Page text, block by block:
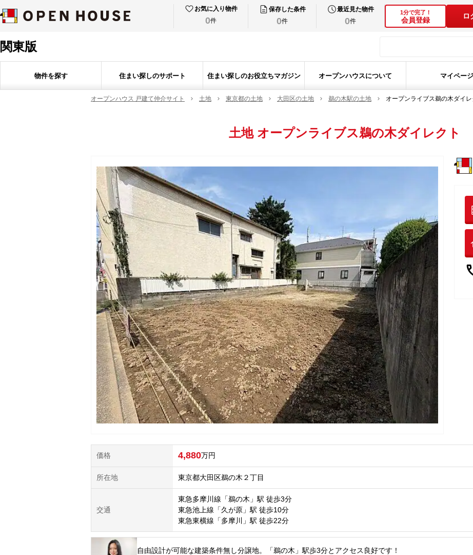
お気に入り物件
0件
保存した条件
0件
最近見た物件
0件
1分で完了！
会員登録
ロ
関東版
物件を探す 住まい探しのサポート 住まい探しのお役立ちマガジン オープンハウスについて マイページ
オープンハウス 戸建て仲介サイト 土地 東京都の土地 大田区の土地 鵜の木駅の土地 オープンライブス鵜の木ダイレ
土地 オープンライブス鵜の木ダイレクト
価格 4,880万円
所在地 東京都大田区鵜の木２丁目
交通
東急多摩川線「鵜の木」駅 徒歩3分
東急池上線「久が原」駅 徒歩10分
東急東横線「多摩川」駅 徒歩22分
自由設計が可能な建築条件無し分譲地。「鵜の木」駅歩3分とアクセス良好です！